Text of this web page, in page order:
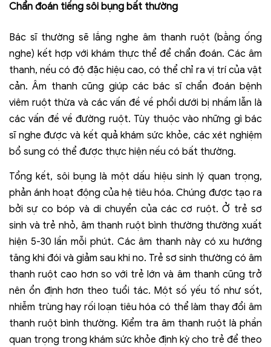
Chẩn đoán tiếng sôi bụng bất thường
Bác sĩ thường sẽ lắng nghe âm thanh ruột (bằng ống
nghe) kết hợp với khám thực thể để chẩn đoán. Các âm
thanh, nếu có độ đặc hiệu cao, có thể chỉ ra vị trí của vật
cản. Âm thanh cũng giúp các bác sĩ chẩn đoán bệnh
viêm ruột thừa và các vấn đề về phổi dưới bị nhầm lẫn là
các vấn đề về đường ruột. Tùy thuộc vào những gì bác
sĩ nghe được và kết quả khám sức khỏe, các xét nghiệm
bổ sung có thể được thực hiện nếu có bất thường.
Tổng kết, sôi bụng là một dấu hiệu sinh lý quan trọng,
phản ánh hoạt động của hệ tiêu hóa. Chúng được tạo ra
bởi sự co bóp và di chuyển của các cơ ruột. Ở trẻ sơ
sinh và trẻ nhỏ, âm thanh ruột bình thường thường xuất
hiện 5-30 lần mỗi phút. Các âm thanh này có xu hướng
tăng khi đói và giảm sau khi no. Trẻ sơ sinh thường có âm
thanh ruột cao hơn so với trẻ lớn và âm thanh cũng trở
nên ổn định hơn theo tuổi tác. Một số yếu tố như sốt,
nhiễm trùng hay rối loạn tiêu hóa có thể làm thay đổi âm
thanh ruột bình thường. Kiểm tra âm thanh ruột là phần
quan trọng trong khám sức khỏe định kỳ cho trẻ để theo